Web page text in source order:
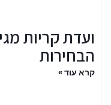
ועדת קריות
הבחירות
קרא עוד »